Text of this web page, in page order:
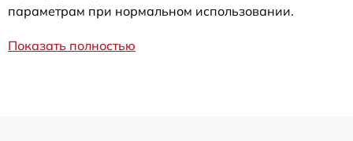
параметрам при нормальном использовании.
Показать полностью